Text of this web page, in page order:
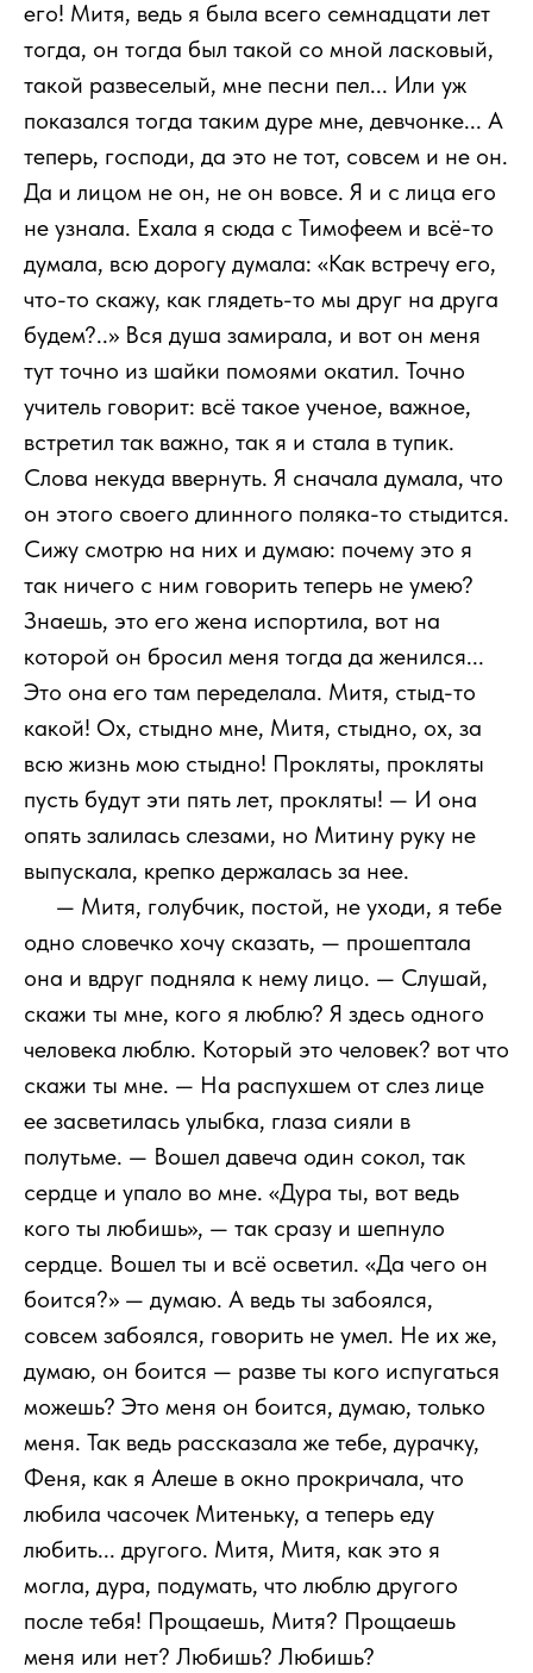
его! Митя, ведь я была всего семнадцати лет
тогда, он тогда был такой со мной ласковый,
такой развеселый, мне песни пел... Или уж
показался тогда таким дуре мне, девчонке... А
теперь, господи, да это не тот, совсем и не он.
Да и лицом не он, не он вовсе. Я и с лица его
не узнала. Ехала я сюда с Тимофеем и всё-то
думала, всю дорогу думала: «Как встречу его,
что-то скажу, как глядеть-то мы друг на друга
будем?..» Вся душа замирала, и вот он меня
тут точно из шайки помоями окатил. Точно
учитель говорит: всё такое ученое, важное,
встретил так важно, так я и стала в тупик.
Слова некуда ввернуть. Я сначала думала, что
он этого своего длинного поляка-то стыдится.
Сижу смотрю на них и думаю: почему это я
так ничего с ним говорить теперь не умею?
Знаешь, это его жена испортила, вот на
которой он бросил меня тогда да женился...
Это она его там переделала. Митя, стыд-то
какой! Ох, стыдно мне, Митя, стыдно, ох, за
всю жизнь мою стыдно! Прокляты, прокляты
пусть будут эти пять лет, прокляты! — И она
опять залилась слезами, но Митину руку не
выпускала, крепко держалась за нее.
— Митя, голубчик, постой, не уходи, я тебе
одно словечко хочу сказать, — прошептала
она и вдруг подняла к нему лицо. — Слушай,
скажи ты мне, кого я люблю? Я здесь одного
человека люблю. Который это человек? вот что
скажи ты мне. — На распухшем от слез лице
ее засветилась улыбка, глаза сияли в
полутьме. — Вошел давеча один сокол, так
сердце и упало во мне. «Дура ты, вот ведь
кого ты любишь», — так сразу и шепнуло
сердце. Вошел ты и всё осветил. «Да чего он
боится?» — думаю. А ведь ты забоялся,
совсем забоялся, говорить не умел. Не их же,
думаю, он боится — разве ты кого испугаться
можешь? Это меня он боится, думаю, только
меня. Так ведь рассказала же тебе, дурачку,
Феня, как я Алеше в окно прокричала, что
любила часочек Митеньку, а теперь еду
любить... другого. Митя, Митя, как это я
могла, дура, подумать, что люблю другого
после тебя! Прощаешь, Митя? Прощаешь
меня или нет? Любишь? Любишь?